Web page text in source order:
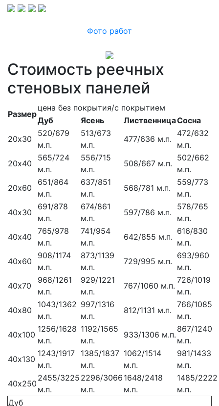
Фото работ
Стоимость реечных
стеновых панелей
Размер
цена без покрытия/с покрытием
Дуб
Ясень ЛиственницаСосна
20х30
520/679
м.п.
513/673
м.п.
477/636 м.п.
472/632
м.п.
20х40
565/724
м.п.
556/715
м.п.
508/667 м.п.
502/662
м.п.
20х60
651/864
м.п.
637/851
м.п.
568/781 м.п.
559/773
м.п.
40х30
691/878
м.п.
674/861
м.п.
597/786 м.п.
578/765
м.п.
40х40
765/978
м.п.
741/954
м.п.
642/855 м.п.
616/830
м.п.
40х60
908/1174
м.п.
873/1139
м.п.
729/995 м.п.
693/960
м.п.
40х70
968/1261
м.п.
929/1221
м.п.
767/1060 м.п.
726/1019
м.п.
40х80
1043/1362
м.п.
997/1316
м.п.
812/1131 м.п.
766/1085
м.п.
40х100
1256/1628
м.п.
1192/1565
м.п.
933/1306 м.п.
867/1240
м.п.
40х130
1243/1917
м.п.
1385/1837
м.п.
1062/1514
м.п.
981/1433
м.п.
40х250
2455/3225
м.п.
2296/3066
м.п.
1648/2418
м.п.
1485/2222
м.п.
Дуб